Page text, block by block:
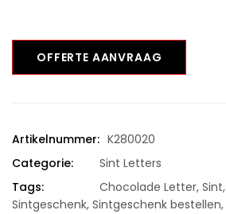
OFFERTE AANVRAAG
Artikelnummer: K280020
Categorie:
Sint Letters
Tags:
Chocolade Letter, Sint,
Sintgeschenk, Sintgeschenk bestellen,